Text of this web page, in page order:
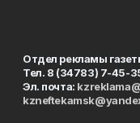
Отдел рекламы
Тел. 8 (34783) 7-45-
Эл. почта: